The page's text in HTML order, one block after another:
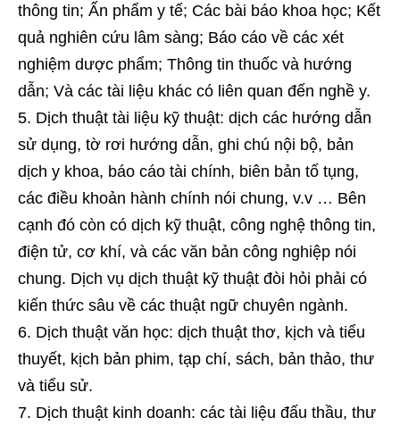
thông tin; Ấn phẩm y tế; Các bài báo khoa học; Kết
quả nghiên cứu lâm sàng; Báo cáo về các xét
nghiệm dược phẩm; Thông tin thuốc và hướng
dẫn; Và các tài liệu khác có liên quan đến nghề y.
Dịch thuật tài liệu kỹ thuật: dịch các hướng dẫn
sử dụng, tờ rơi hướng dẫn, ghi chú nội bộ, bản
dịch y khoa, báo cáo tài chính, biên bản tố tụng,
các điều khoản hành chính nói chung, v.v … Bên
cạnh đó còn có dịch kỹ thuật, công nghệ thông tin,
điện tử, cơ khí, và các văn bản công nghiệp nói
chung. Dịch vụ dịch thuật kỹ thuật đòi hỏi phải có
kiến thức sâu về các thuật ngữ chuyên ngành.
Dịch thuật văn học: dịch thuật thơ, kịch và tiểu
thuyết, kịch bản phim, tạp chí, sách, bản thảo, thư
và tiểu sử.
Dịch thuật kinh doanh: các tài liệu đấu thầu, thư